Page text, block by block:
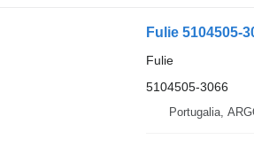
Fulie 5104505-
Fulie
5104505-3066
Portugalia,